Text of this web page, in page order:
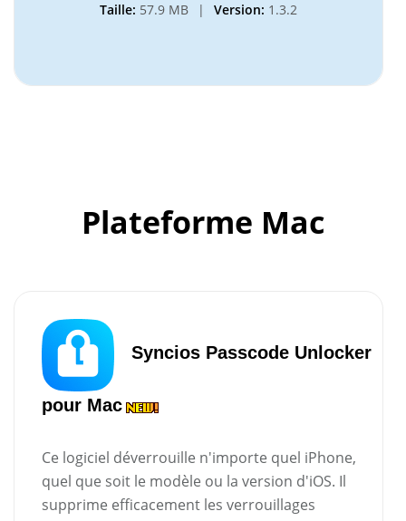
Taille: 57.9 MB | Version: 1.3.2
Plateforme Mac
Syncios Passcode Unlocker
pour Mac
Ce logiciel déverrouille n'importe quel iPhone,
quel que soit le modèle ou la version d'iOS. Il
supprime efficacement les verrouillages